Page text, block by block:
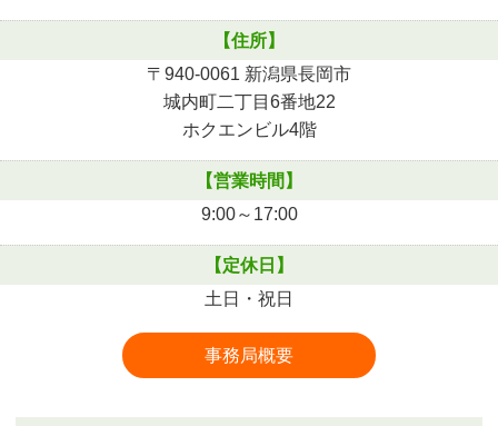
【住所】
〒940-0061 新潟県長岡市
城内町二丁目6番地22
ホクエンビル4階
【営業時間】
9:00～17:00
【定休日】
土日・祝日
事務局概要